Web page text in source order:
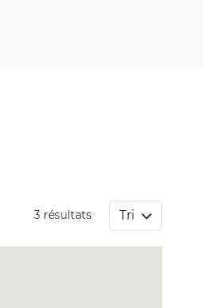
3 résultats Tri